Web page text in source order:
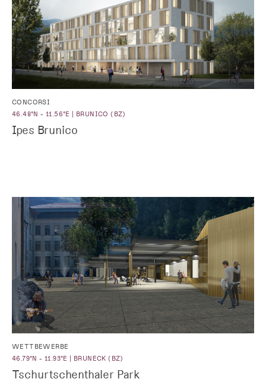
CONCORSI
46.48°N - 11.56°E | BRUNICO (BZ)
Ipes Brunico
WETTBEWERBE
46.79°N - 11.93°E | BRUNECK (BZ)
Tschurtschenthaler Park